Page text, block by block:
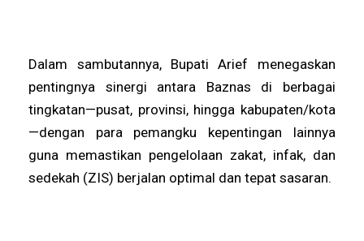
Dalam sambutannya, Bupati Arief menegaskan
pentingnya sinergi antara Baznas di berbagai
tingkatan—pusat, provinsi, hingga kabupaten/kota
—dengan para pemangku kepentingan lainnya
guna memastikan pengelolaan zakat, infak, dan
sedekah (ZIS) berjalan optimal dan tepat sasaran.